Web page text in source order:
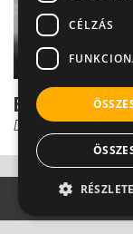
Ezek a
Dr. Kiss Gábor
CÉLZÁS